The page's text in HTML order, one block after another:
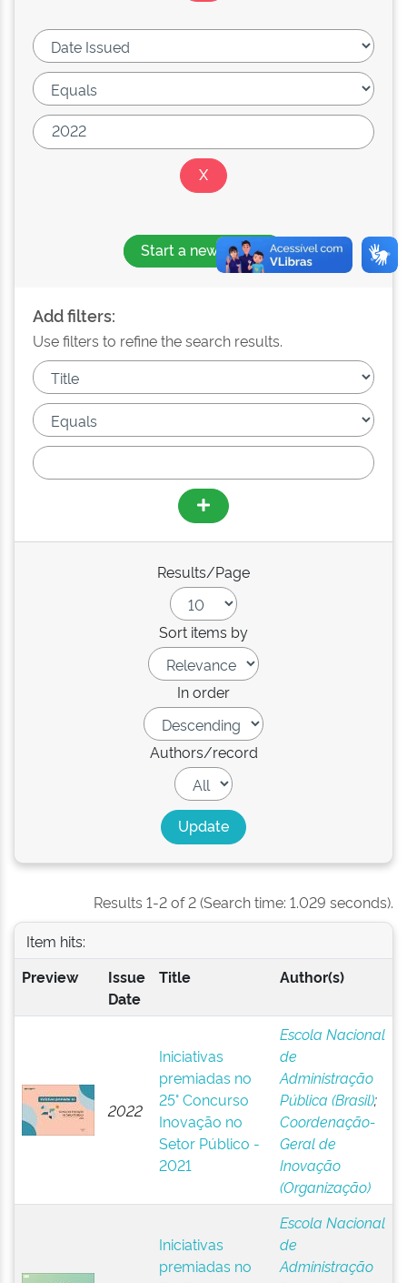
Start a new search
Add filters:
Use filters to refine the search results.
Results/Page
Sort items by
In order
Authors/record
Results 1-2 of 2 (Search time: 1.029 seconds).
Item hits:
Preview
Issue
Date
Title Author(s)
2022
Iniciativas
premiadas no
25° Concurso
Inovação no
Setor Público -
2021
Escola Nacional
de
Administração
Pública (Brasil);
Coordenação-
Geral de
Inovação
(Organização)
Iniciativas
premiadas no
Escola Nacional
de
Administração